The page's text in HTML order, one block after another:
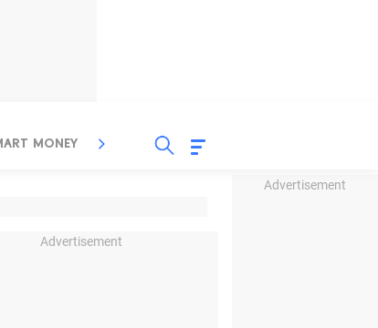
Advertisement
MONEY INSPIRASI BISNIS
Advertisement